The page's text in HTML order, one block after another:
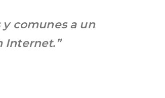
y comunes a un
Internet.”